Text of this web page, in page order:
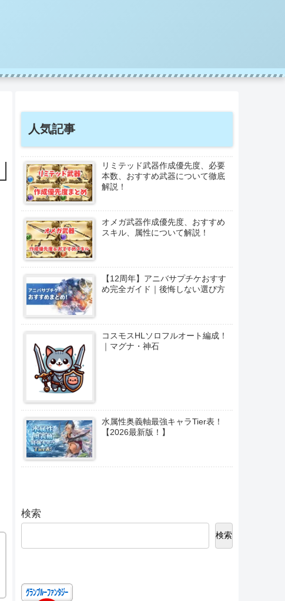
人気記事
リミテッド武器作成優先度、必要
本数、おすすめ武器について徹底
解説！
オメガ武器作成優先度、おすすめ
スキル、属性について解説！
【12周年】アニバサプチケおすす
め完全ガイド｜後悔しない選び方
コスモスHLソロフルオート編成！
｜マグナ・神石
水属性奥義軸最強キャラTier表！
【2026最新版！】
検索
検索